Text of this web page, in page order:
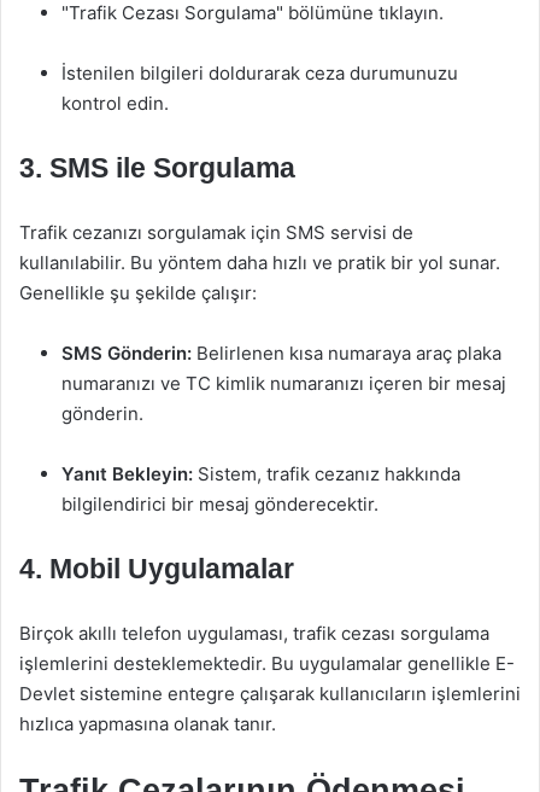
"Trafik Cezası Sorgulama" bölümüne tıklayın.
İstenilen bilgileri doldurarak ceza durumunuzu
kontrol edin.
3. SMS ile Sorgulama
Trafik cezanızı sorgulamak için SMS servisi de
kullanılabilir. Bu yöntem daha hızlı ve pratik bir yol sunar.
Genellikle şu şekilde çalışır:
SMS Gönderin: Belirlenen kısa numaraya araç plaka
numaranızı ve TC kimlik numaranızı içeren bir mesaj
gönderin.
Yanıt Bekleyin: Sistem, trafik cezanız hakkında
bilgilendirici bir mesaj gönderecektir.
4. Mobil Uygulamalar
Birçok akıllı telefon uygulaması, trafik cezası sorgulama
işlemlerini desteklemektedir. Bu uygulamalar genellikle E-
Devlet sistemine entegre çalışarak kullanıcıların işlemlerini
hızlıca yapmasına olanak tanır.